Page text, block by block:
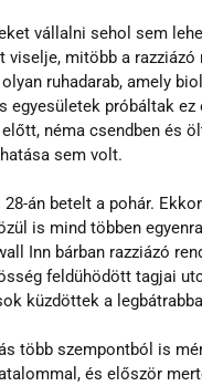
vállalni sehol sem
viselje, mitöbb a
olyan ruhadarab, amely
egyesületek próbáltak
néma csendben és
sem volt.
28-án betelt a pohár.
is mind többen
Inn bárban razziázó
feldühödött tagjai
küzdöttek a
több szempontból is
és először